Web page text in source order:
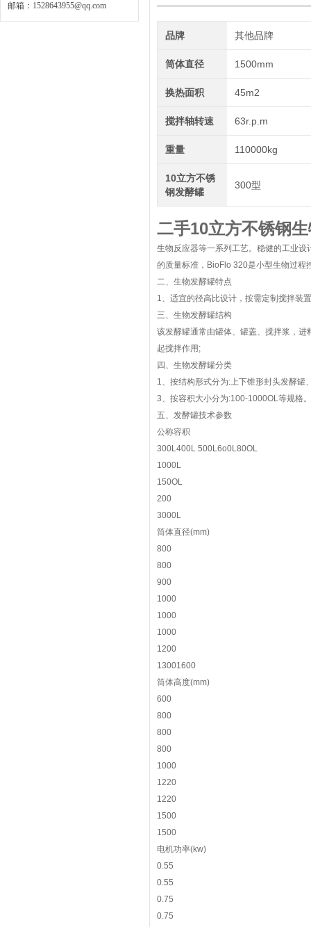
邮箱： 1528643955@qq.com
品牌 其他品牌
筒体直径 1500mm
换热面积 45m2
搅拌轴转速 63r.p.m
重量 110000kg
10立方不锈
钢发酵罐
300型
二手10立方不锈钢
生物反应器等一系列工艺。稳健的工业
的质量标准，BioFlo 320是小型生物过程
二、生物发酵罐特点
1、适宜的径高比设计，按需定制搅拌装
三、生物发酵罐结构
该发酵罐通常由罐体、罐盖、搅拌浆，
起搅拌作用;
四、生物发酵罐分类
1、按结构形式分为:上下锥形封头发酵罐
3、按容积大小分为:100-1000OL等规格。
五、发酵罐技术参数
公称容积
300L400L 500L6o0L80OL
1000L
150OL
200
3000L
筒体直径(mm)
800
800
900
1000
1000
1000
1200
13001600
筒体高度(mm)
600
800
800
800
1000
1220
1220
1500
1500
电机功率(kw)
0.55
0.55
0.75
0.75